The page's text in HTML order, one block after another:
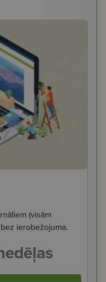
(visām
ierobežojuma.